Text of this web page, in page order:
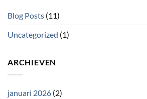
Blog Posts (11)
Uncategorized (1)
ARCHIEVEN
januari 2026 (2)